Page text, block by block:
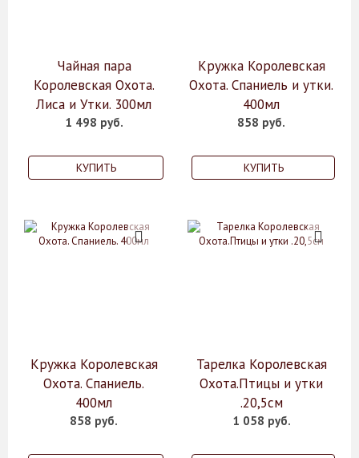
Чайная пара
Королевская Охота.
Лиса и Утки. 300мл
1 498 руб.
КУПИТЬ
Кружка Королевская
Охота. Спаниель и утки.
400мл
858 руб.
КУПИТЬ
Кружка Королевская
Охота. Спаниель.
400мл
858 руб.
Тарелка Королевская
Охота.Птицы и утки
.20,5см
1 058 руб.